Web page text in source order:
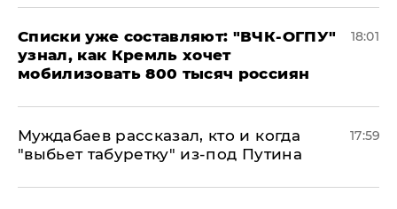
Списки уже составляют: "ВЧК-ОГПУ"
узнал, как Кремль хочет
мобилизовать 800 тысяч россиян
18:01
Муждабаев рассказал, кто и когда
"выбьет табуретку" из-под Путина
17:59